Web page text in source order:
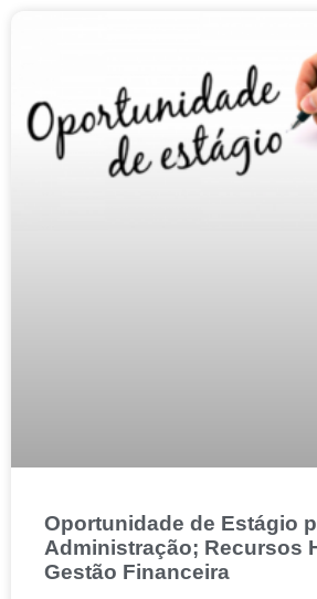
Oportunidade de Estágio
Administração; Recursos
Gestão Financeira